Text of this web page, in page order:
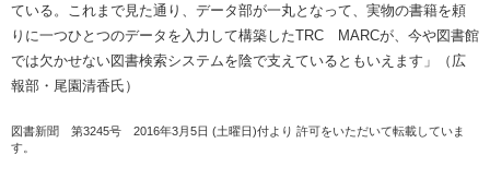
ている。これまで見た通り、データ部が一丸となって、実物の書籍を頼
りに一つひとつのデータを入力して構築したTRC MARCが、今や図書館
では欠かせない図書検索システムを陰で支えているともいえます」（広
報部・尾園清香氏）
図書新聞 第3245号 2016年3月5日 (土曜日)付より 許可をいただいて転載していま
す。